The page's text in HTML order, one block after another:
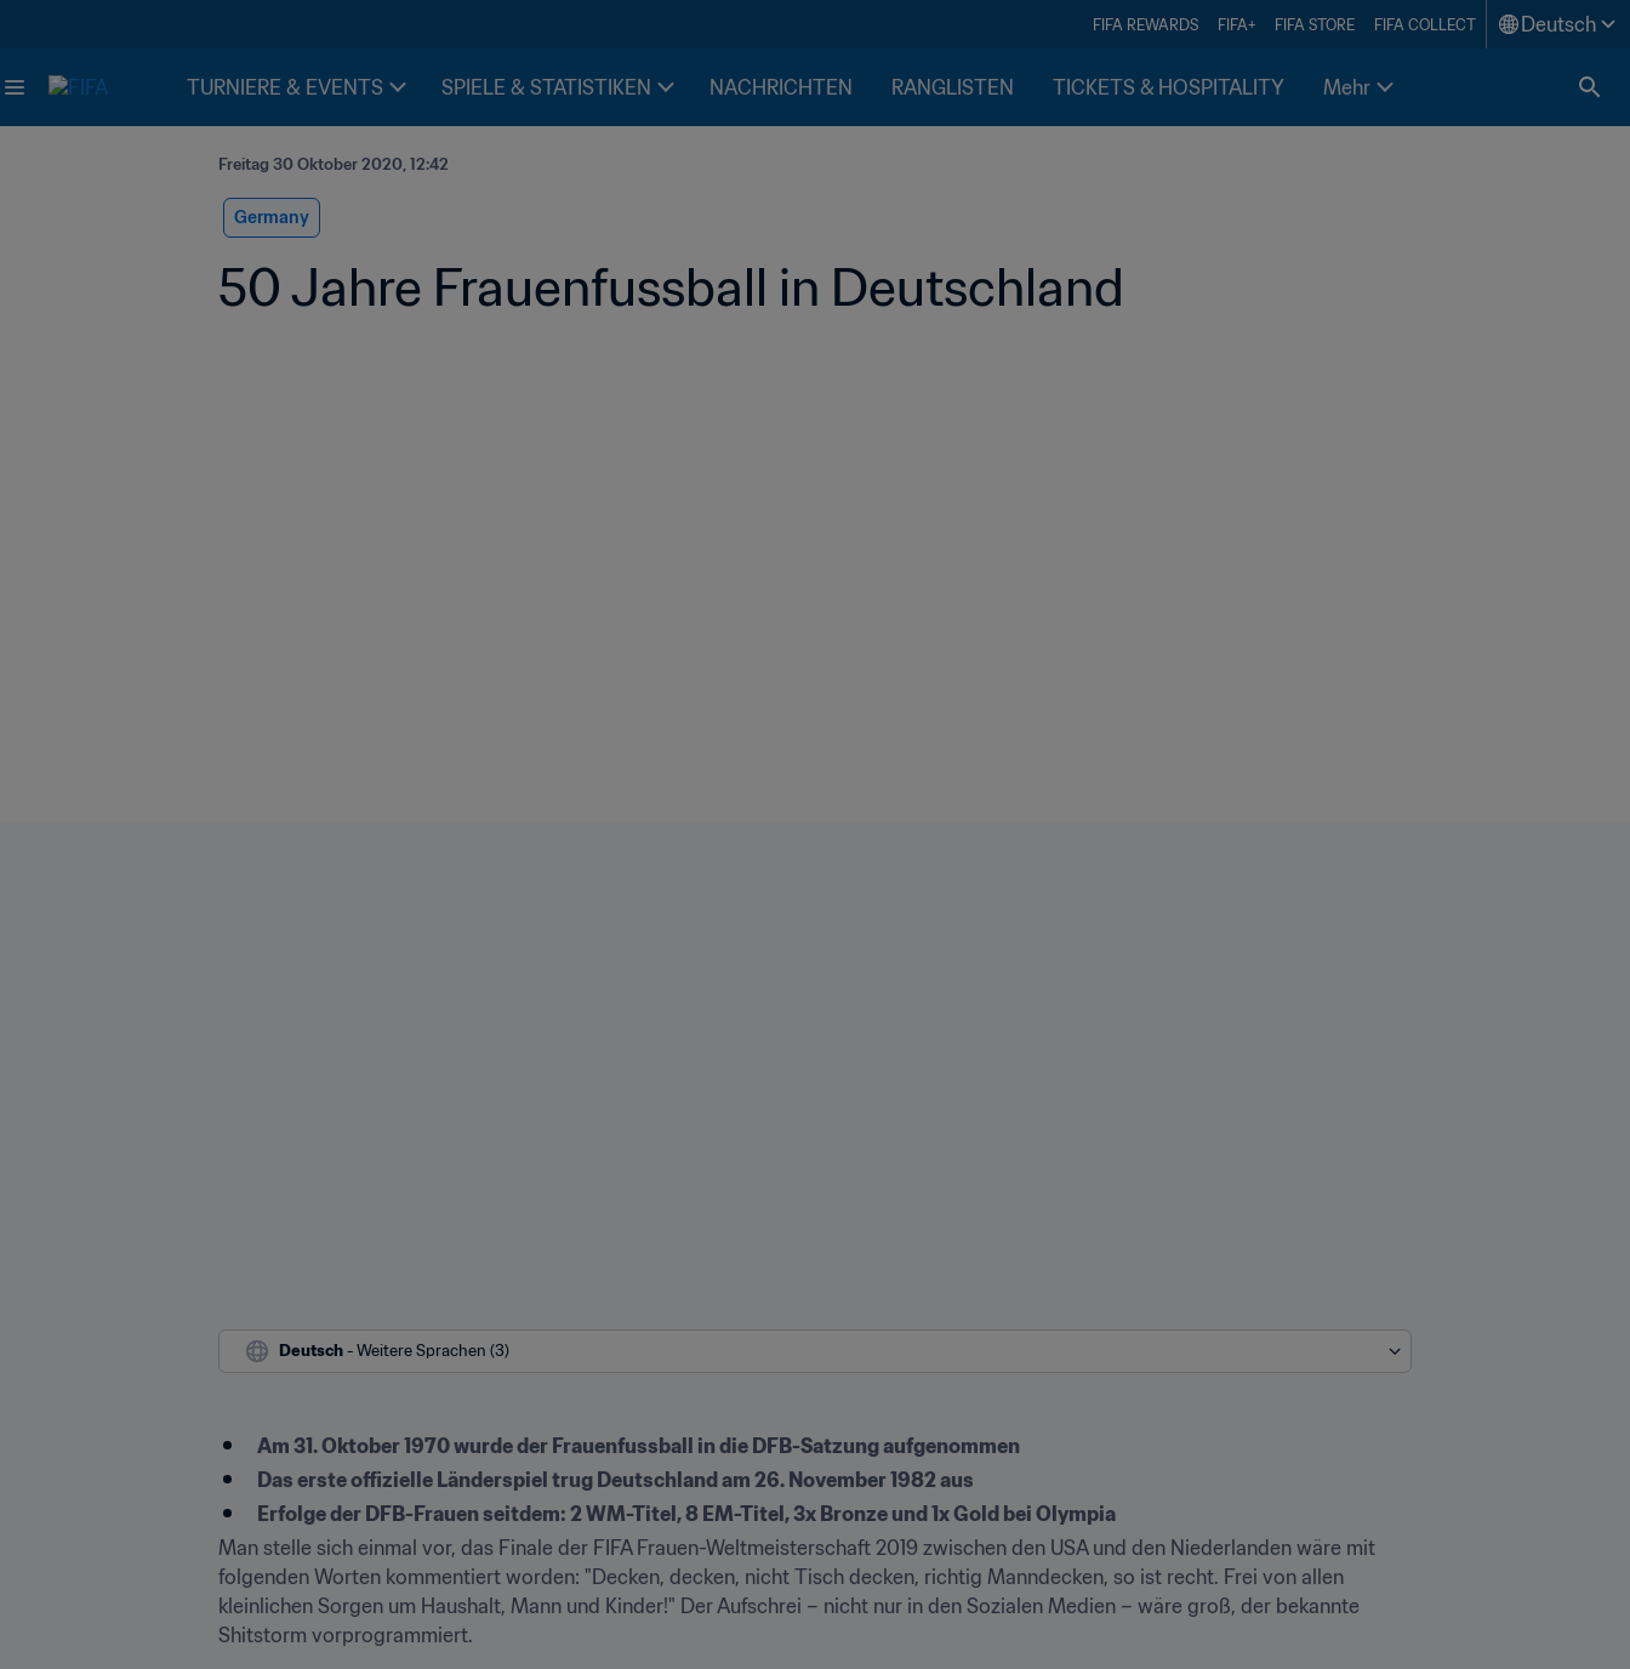
FIFA REWARDS FIFA+ FIFA STORE FIFA COLLECT Deutsch
TURNIERE & EVENTS SPIELE & STATISTIKEN NACHRICHTEN RANGLISTEN TICKETS & HOSPITALITY Mehr
Freitag 30 Oktober 2020, 12:42
Germany
50 Jahre Frauenfussball in Deutschland
Deutsch - Weitere Sprachen (3)
Am 31. Oktober 1970 wurde der Frauenfussball in die DFB-Satzung aufgenommen
Das erste offizielle Länderspiel trug Deutschland am 26. November 1982 aus
Erfolge der DFB-Frauen seitdem: 2 WM-Titel, 8 EM-Titel, 3x Bronze und 1x Gold bei Olympia
Man stelle sich einmal vor, das Finale der FIFA Frauen-Weltmeisterschaft 2019 zwischen den USA und den Niederlanden wäre mit
folgenden Worten kommentiert worden: "Decken, decken, nicht Tisch decken, richtig Manndecken, so ist recht. Frei von allen
kleinlichen Sorgen um Haushalt, Mann und Kinder!" Der Aufschrei – nicht nur in den Sozialen Medien – wäre groß, der bekannte
Shitstorm vorprogrammiert.